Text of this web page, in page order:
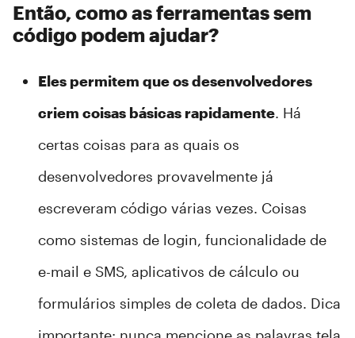
Então, como as ferramentas sem
código podem ajudar?
Eles permitem que os desenvolvedores
criem coisas básicas rapidamente. Há
certas coisas para as quais os
desenvolvedores provavelmente já
escreveram código várias vezes. Coisas
como sistemas de login, funcionalidade de
e-mail e SMS, aplicativos de cálculo ou
formulários simples de coleta de dados. Dica